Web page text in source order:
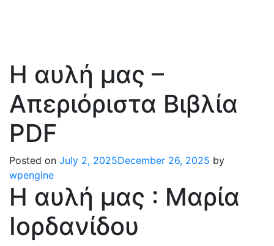
Η αυλή μας –
Απεριόριστα Βιβλία
PDF
Posted on July 2, 2025December 26, 2025 by
wpengine
Η αυλή μας : Μαρία
Ιορδανίδου